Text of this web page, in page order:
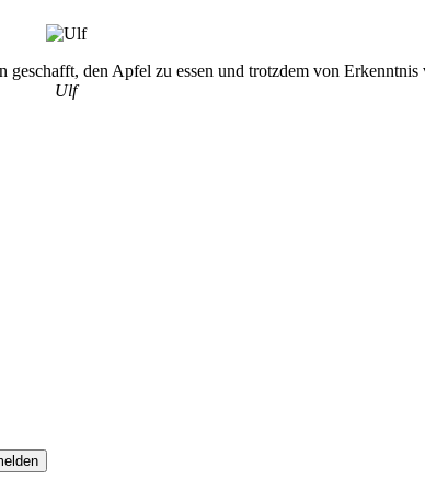
den Apfel zu essen und trotzdem von Erkenntnis
Ulf